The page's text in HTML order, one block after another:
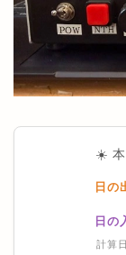
☀️ 本
日の
日の
計算